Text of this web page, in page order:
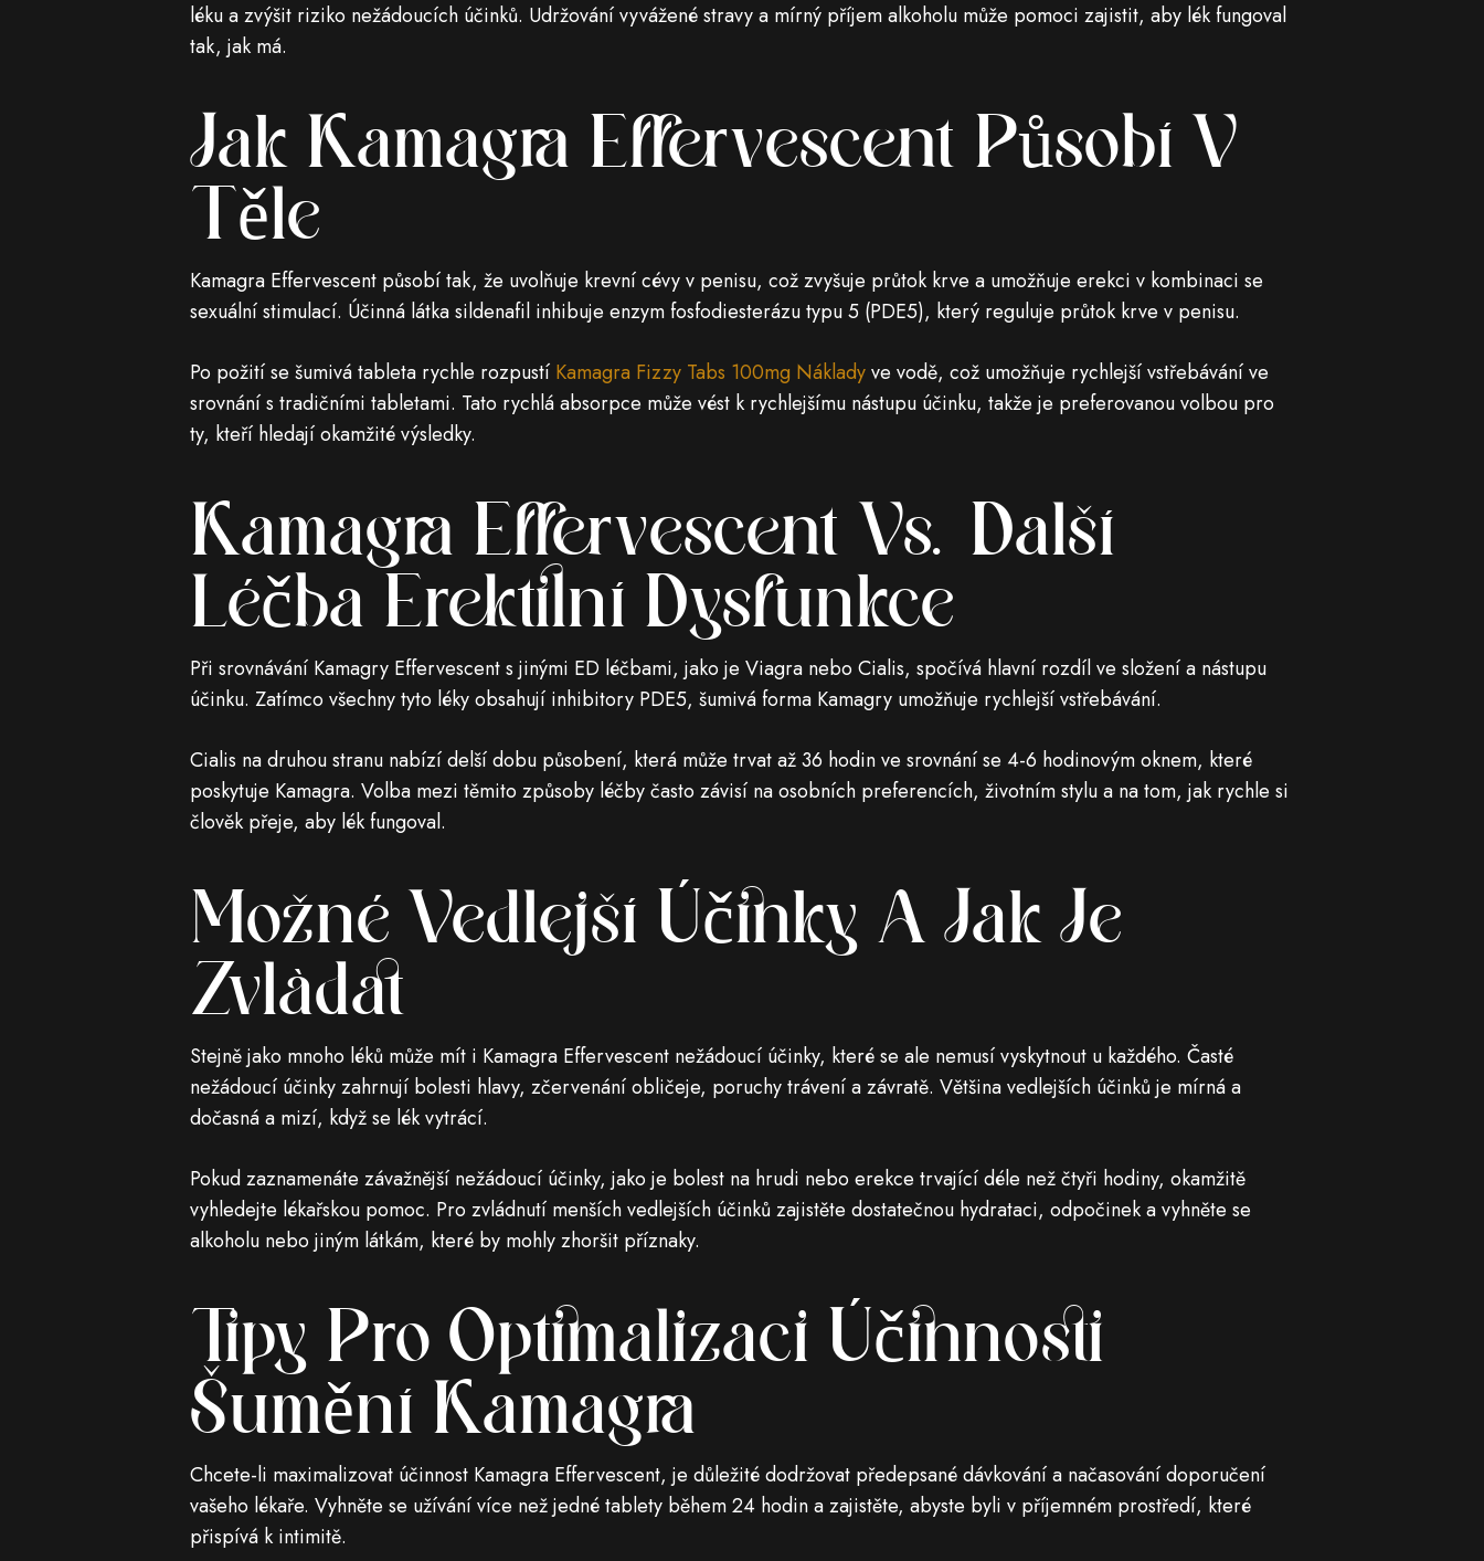
léku a zvýšit riziko nežádoucích účinků. Udržování vyvážené stravy a mírný příjem alkoholu může pomoci zajistit, aby lék fungoval
tak, jak má.
Jak Kamagra Effervescent Působí V
Těle
Kamagra Effervescent působí tak, že uvolňuje krevní cévy v penisu, což zvyšuje průtok krve a umožňuje erekci v kombinaci se
sexuální stimulací. Účinná látka sildenafil inhibuje enzym fosfodiesterázu typu 5 (PDE5), který reguluje průtok krve v penisu.
Po požití se šumivá tableta rychle rozpustí Kamagra Fizzy Tabs 100mg Nákladyve vodě, což umožňuje rychlejší vstřebávání ve
srovnání s tradičními tabletami. Tato rychlá absorpce může vést k rychlejšímu nástupu účinku, takže je preferovanou volbou pro
ty, kteří hledají okamžité výsledky.
Kamagra Effervescent Vs. Další
Léčba Erektilní Dysfunkce
Při srovnávání Kamagry Effervescent s jinými ED léčbami, jako je Viagra nebo Cialis, spočívá hlavní rozdíl ve složení a nástupu
účinku. Zatímco všechny tyto léky obsahují inhibitory PDE5, šumivá forma Kamagry umožňuje rychlejší vstřebávání.
Cialis na druhou stranu nabízí delší dobu působení, která může trvat až 36 hodin ve srovnání se 4-6 hodinovým oknem, které
poskytuje Kamagra. Volba mezi těmito způsoby léčby často závisí na osobních preferencích, životním stylu a na tom, jak rychle si
člověk přeje, aby lék fungoval.
Možné Vedlejší Účinky A Jak Je
Zvládat
Stejně jako mnoho léků může mít i Kamagra Effervescent nežádoucí účinky, které se ale nemusí vyskytnout u každého. Časté
nežádoucí účinky zahrnují bolesti hlavy, zčervenání obličeje, poruchy trávení a závratě. Většina vedlejších účinků je mírná a
dočasná a mizí, když se lék vytrácí.
Pokud zaznamenáte závažnější nežádoucí účinky, jako je bolest na hrudi nebo erekce trvající déle než čtyři hodiny, okamžitě
vyhledejte lékařskou pomoc. Pro zvládnutí menších vedlejších účinků zajistěte dostatečnou hydrataci, odpočinek a vyhněte se
alkoholu nebo jiným látkám, které by mohly zhoršit příznaky.
Tipy Pro Optimalizaci Účinnosti
Šumění Kamagra
Chcete-li maximalizovat účinnost Kamagra Effervescent, je důležité dodržovat předepsané dávkování a načasování doporučení
vašeho lékaře. Vyhněte se užívání více než jedné tablety během 24 hodin a zajistěte, abyste byli v příjemném prostředí, které
přispívá k intimitě.